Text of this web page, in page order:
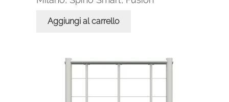
Aggiungi al carrello